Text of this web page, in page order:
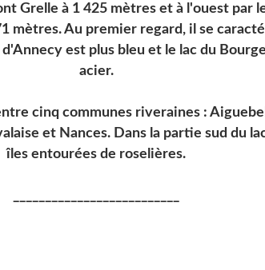
Grelle à 1 425 mètres et à l'ouest par
mètres. Au premier regard, il se
est plus bleu et le lac du
acier.
cinq communes riveraines :
et Nances. Dans la partie sud du
îles entourées de roselières.